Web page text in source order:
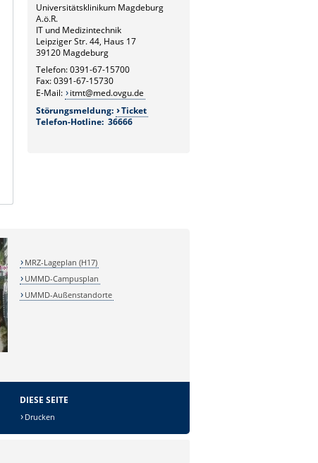
G6.1
Medizintechnik
G6.2
Hardware- und Service-Management
G6.3
Netzwerk und Kommunikation
G6.4
Universitätsklinikum Magdeburg
A.ö.R.
IT und Medizintechnik
Leipziger Str. 44, Haus 17
39120 Magdeburg
Telefon: 0391-67-15700
Fax: 0391-67-15730
E-Mail:
itmt@med.ovgu.de
Störungsmeldung:
Ticket
Telefon-Hotline: 36666
MRZ-Lageplan (H17)
UMMD-Campusplan
UMMD-Außenstandorte
DIESE SEITE
Drucken